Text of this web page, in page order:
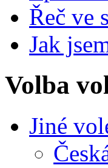
Řeč ve
Jak
Volba
Jiné